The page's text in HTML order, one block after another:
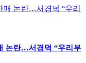
논란…서경덕 “우리부